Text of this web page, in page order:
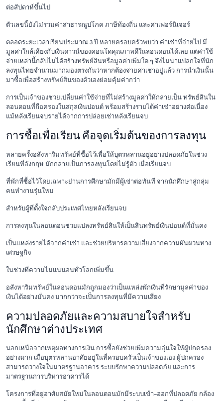
ต่อสัปดาห์ขึ้นไป
ตัวเลขนี้ยังไม่รวมค่าสาธารณูปโภค ภาษีท้องถิ่น และค่าเฟอร์นิเจอร์
ตลอดระยะเวลาเรียนประมาณ 3 ปี หลายครอบครัวพบว่า ค่าเช่าที่จ่ายไป มี
มูลค่าใกล้เคียงกับเงินดาวน์ของคอนโดคุณภาพดีในลอนดอนได้เลย แต่ค่าใช้
จ่ายเหล่านี้กลับไม่ได้สร้างทรัพย์สินหรือมูลค่าเพิ่มใด ๆ จึงไม่น่าแปลกใจที่นัก
ลงทุนไทยจำนวนมากมองตรงกันว่าหากต้องจ่ายค่าเช่าอยู่แล้ว การนำเงินนั้น
มาซื้อเพื่อสร้างทรัพย์สินของตัวเองย่อมคุ้มค่ากว่า
การเป็นเจ้าของช่วยเปลี่ยนค่าใช้จ่ายที่ไม่สร้างมูลค่าให้กลายเป็น ทรัพย์สินใน
ลอนดอนที่ถือครองในสกุลเงินปอนด์ พร้อมสร้างรายได้ค่าเช่าอย่างต่อเนื่อง
แม้หลังเรียนจบรายได้จากการปล่อยเช่าหลังเรียนจบ
การซื้อเพื่อเรียน คือจุดเริ่มต้นของการลงทุน
หลายครั้งอสังหาริมทรัพย์ที่ซื้อไว้เพื่อให้บุตรหลานอยู่อย่างปลอดภัยในช่วง
เรียนที่อังกฤษ มักกลายเป็นการลงทุนโดยไม่รู้ตัว เมื่อเรียนจบ
ที่พักที่ซื้อไว้โดยเฉพาะย่านการศึกษามักมีผู้เช่าต่อทันที จากนักศึกษาสู่กลุ่ม
คนทำงานรุ่นใหม่
สำหรับผู้ที่ตั้งใจกลับประเทศไทยหลังเรียนจบ
การลงทุนในลอนดอนช่วยแปลงทรัพย์สินให้เป็นสินทรัพย์เงินปอนด์ที่มั่นคง
เป็นแหล่งรายได้จากค่าเช่า และช่วยบริหารความเสี่ยงจากความผันผวนทาง
เศรษฐกิจ
ในช่วงที่ความไม่แน่นอนทั่วโลกเพิ่มขึ้น
อสังหาริมทรัพย์ในลอนดอนมักถูกมองว่าเป็นแหล่งพักเงินที่รักษามูลค่าของ
เงินได้อย่างมั่นคง มากกว่าจะเป็นการลงทุนที่มีความเสี่ยง
ความปลอดภัยและความสบายใจสำหรับ
นักศึกษาต่างประเทศ
นอกเหนือจากเหตุผลทางการเงิน การซื้อยังช่วยเพิ่มความอุ่นใจให้ผู้ปกครอง
อย่างมาก เมื่อบุตรหลานอาศัยอยู่ในที่ครอบครัวเป็นเจ้าของเอง ผู้ปกครอง
สามารถวางใจในมาตรฐานอาคาร ระบบรักษาความปลอดภัย และการ
มาตรฐานการบริหารอาคารได้
โครงการที่อยู่อาศัยสมัยใหม่ในลอนดอนมักมีระบบเข้า–ออกที่ปลอดภัย กล้อง